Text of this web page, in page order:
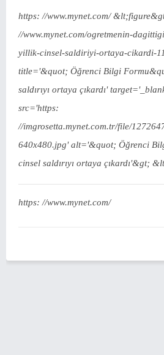
https: //www.mynet.com/
//www.mynet.com/ogretmenin-
yillik-cinsel-saldiriyi-ortaya-cikardi-
title='&quot; Öğrenci Bilgi
saldırıyı ortaya çıkardı'
src='https:
//imgrosetta.mynet.com.tr/file/
640x480.jpg' alt='&quot; Öğrenci
cinsel saldırıyı ortaya çıkardı'&gt;
https: //www.mynet.com/